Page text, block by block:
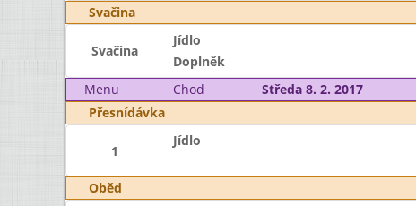
Svačina
Svačina
Jídlo
Doplněk
Menu
Chod Středa 8. 2. 2017
Přesnídávka
1
Jídlo
Oběd